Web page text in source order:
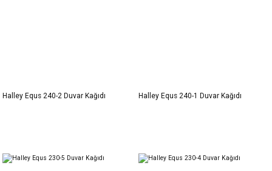
Halley Equs 240-2 Duvar Kağıdı Halley Equs 240-1 Duvar Kağıdı